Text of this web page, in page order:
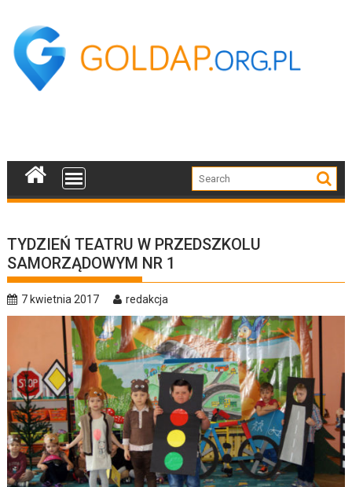
content
TYDZIEŃ TEATRU W PRZEDSZKOLU
SAMORZĄDOWYM NR 1
7 kwietnia 2017 redakcja